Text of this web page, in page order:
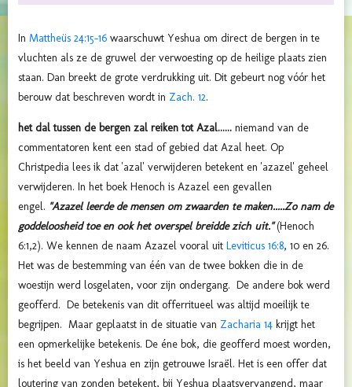
In Mattheüs 24:15-16 waarschuwt Yeshua om direct de bergen in te
vluchten als ze de gruwel der verwoesting op de heilige plaats zien
staan. Dan breekt de grote verdrukking uit. Dit gebeurt nog vóór het
berouw dat beschreven wordt in Zach. 12.
het dal tussen de bergen zal reiken tot Azal...... niemand van de
commentatoren kent een stad of gebied dat Azal heet. Op
Christpedia lees ik dat 'azal' verwijderen betekent en 'azazel' geheel
verwijderen. In het boek Henoch is Azazel een gevallen
engel. "Azazel leerde de mensen om zwaarden te maken.....Zo nam de
goddeloosheid toe en ook het overspel breidde zich uit." (Henoch
6:1,2). We kennen de naam Azazel vooral uit Leviticus 16:8, 10 en 26.
Het was de bestemming van één van de twee bokken die in de
woestijn werd losgelaten, voor zijn ondergang. De andere bok werd
geofferd. De betekenis van dit offerritueel was altijd moeilijk te
begrijpen. Maar geplaatst in de situatie van Zacharia 14 krijgt het
een opmerkelijke betekenis. De éne bok, die geofferd moest worden,
is het beeld van Yeshua en zijn getrouwe Israël. Het is een offer dat
loutering van zonden betekent, bij Yeshua plaatsvervangend, maar